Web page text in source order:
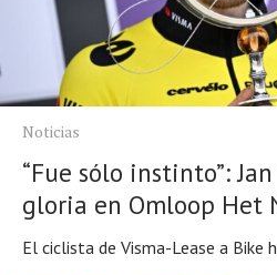
Noticias
“Fue sólo instinto”:
gloria en Omloop Het
El ciclista de Visma-Lease a Bike